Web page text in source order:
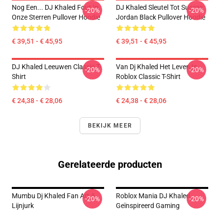
Nog Een... DJ Khaled Fout In
Onze Sterren Pullover Hoodie
€ 39,51 - € 45,95
-20%
DJ Khaled Sleutel Tot Succes
Jordan Black Pullover Hoodie
€ 39,51 - € 45,95
-20%
DJ Khaled Leeuwen Classic T-
Shirt
€ 24,38 - € 28,06
-20%
Van Dj Khaled Het Leven Is
Roblox Classic T-Shirt
€ 24,38 - € 28,06
-20%
BEKIJK MEER
Gerelateerde producten
Mumbu Dj Khaled Fan Art A
Lijnjurk
-20%
Roblox Mania DJ Khaled
Geïnspireerd Gaming
-20%